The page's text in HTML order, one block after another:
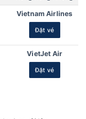
Vietnam Airlines
Đặt vé
VietJet Air
Đặt vé